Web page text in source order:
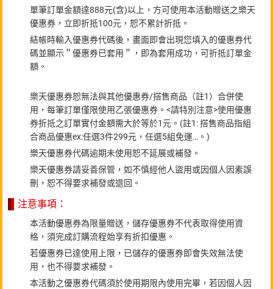
單筆訂單金額達888元(含)以上，方可使用本活動贈送之樂天
優惠券，立即折抵100元，恕不累計折抵。
結帳時輸入優惠券代碼後，畫面即會出現您填入的優惠券代
碼並顯示＂優惠券已套用＂，即為套用成功，可折抵訂單金
額。
樂天優惠券恕無法與其他優惠券/搭售商品（註1）合併使
用，每筆訂單僅限使用乙張優惠券。<請特別注意>使用優惠
券折抵之訂單實付金額需大於等於1元。(註1: 搭售商品指組
合商品優惠ex:任選3件299元，任選5組免運…。)
樂天優惠券代碼逾期未使用恕不延展或補發。
樂天優惠券請妥善保管，如不慎經他人盜用或因個人因素誤
刪，恕不得要求補發或退回。
注意事項：
本活動優惠券為限量贈送，儲存優惠券不代表取得使用資
格，須完成訂購流程始享有折扣優惠。
若優惠券已達使用上限，已儲存的優惠券即會失效無法使
用，也不得要求補發。
本活動之優惠券代碼須於使用期限內使用完畢，若因個人因